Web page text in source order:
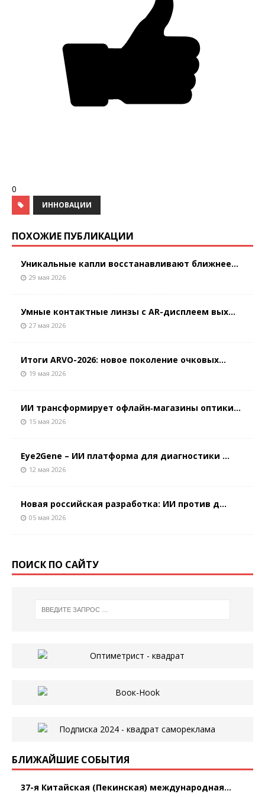
0
ИННОВАЦИИ
ПОХОЖИЕ ПУБЛИКАЦИИ
Уникальные капли восстанавливают ближнее...
29 мая 2026
Умные контактные линзы с AR-дисплеем вых...
27 мая 2026
Итоги ARVO-2026: новое поколение очковых...
19 мая 2026
ИИ трансформирует офлайн‑магазины оптики...
15 мая 2026
Eye2Gene – ИИ платформа для диагностики ...
12 мая 2026
Новая российская разработка: ИИ против д...
05 мая 2026
ПОИСК ПО САЙТУ
БЛИЖАЙШИЕ СОБЫТИЯ
37-я Китайская (Пекинская) международная...